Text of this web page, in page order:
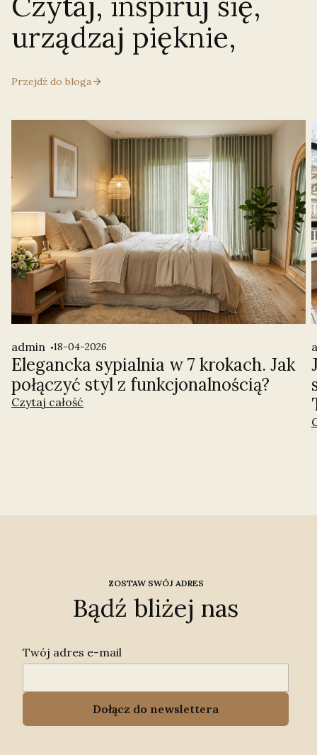
urządzaj pięknie,
Przejdź do bloga
admin 18-04-2026
Elegancka sypialnia w 7 krokach. Jak
połączyć styl z funkcjonalnością?
Czytaj całość
ZOSTAW SWÓJ ADRES
Bądź bliżej nas
Twój adres e-mail
Dołącz do newslettera